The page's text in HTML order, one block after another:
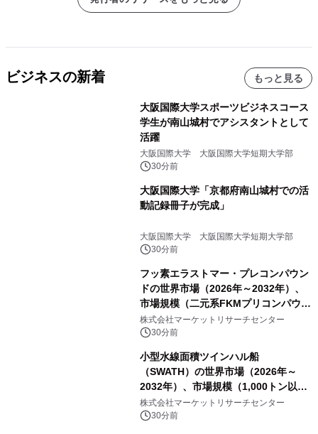
ビジネスの新着 もっと見る
大阪国際大学スポーツビジネスコース
学生が南山城村でアシスタントとして
活躍
大阪国際大学 大阪国際大学短期大学部
30分前
大阪国際大学「京都府南山城村での活
動記録冊子が完成」
大阪国際大学 大阪国際大学短期大学部
30分前
フッ素エラストマー・プレコンパウン
ドの世界市場（2026年～2032年）、
市場規模（二元系FKMプリコンパウン
ド、三元系FKMプリコンパウンド）・
分析レポートを発表
株式会社マーケットリサーチセンター
30分前
小型水線面積ツインハル船
（SWATH）の世界市場（2026年～
2032年）、市場規模（1,000トン以
下、1,000～3,000トン、3,000トン以
上）・分析レポートを発表
株式会社マーケットリサーチセンター
30分前